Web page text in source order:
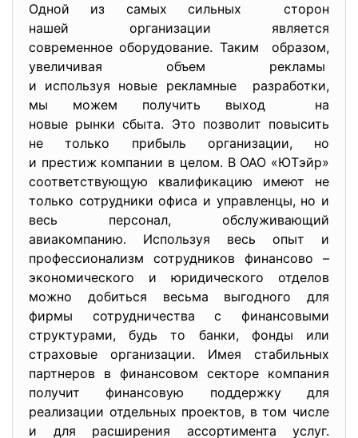
Одной из самых сильных сторон
нашей организации является
современное оборудование. Таким образом,
увеличивая объем рекламы
и используя новые рекламные разработки,
мы можем получить выход на
новые рынки сбыта. Это позволит повысить
не только прибыль организации, но
и престиж компании в целом. В ОАО «ЮТэйр»
соответствующую квалификацию имеют не
только сотрудники офиса и управленцы, но и
весь персонал, обслуживающий
авиакомпанию. Используя весь опыт и
профессионализм сотрудников финансово –
экономического и юридического отделов
можно добиться весьма выгодного для
фирмы сотрудничества с финансовыми
структурами, будь то банки, фонды или
страховые организации. Имея стабильных
партнеров в финансовом секторе компания
получит финансовую поддержку для
реализации отдельных проектов, в том числе
и для расширения ассортимента услуг.